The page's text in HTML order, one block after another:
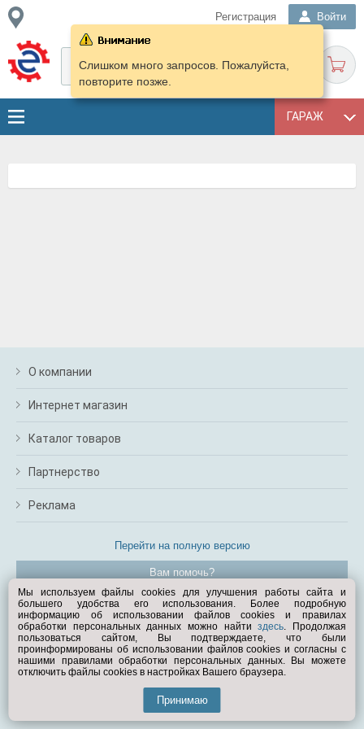
Регистрация Войти
ГАРАЖ
Слишком много запросов. Пожалуйста,
повторите позже.
О компании
Интернет магазин
Каталог товаров
Партнерство
Реклама
Перейти на полную версию
Вам помочь?
© Exist.ru 1998—2026
Мы используем файлы cookies для улучшения работы сайта и
большего удобства его использования. Более подробную
информацию об использовании файлов cookies и правилах
обработки персональных данных можно найтиздесь. Продолжая
пользоваться сайтом, Вы подтверждаете, что были
проинформированы об использовании файлов cookies и согласны с
нашими правилами обработки персональных данных. Вы можете
отключить файлы cookies в настройках Вашего браузера.
Принимаю